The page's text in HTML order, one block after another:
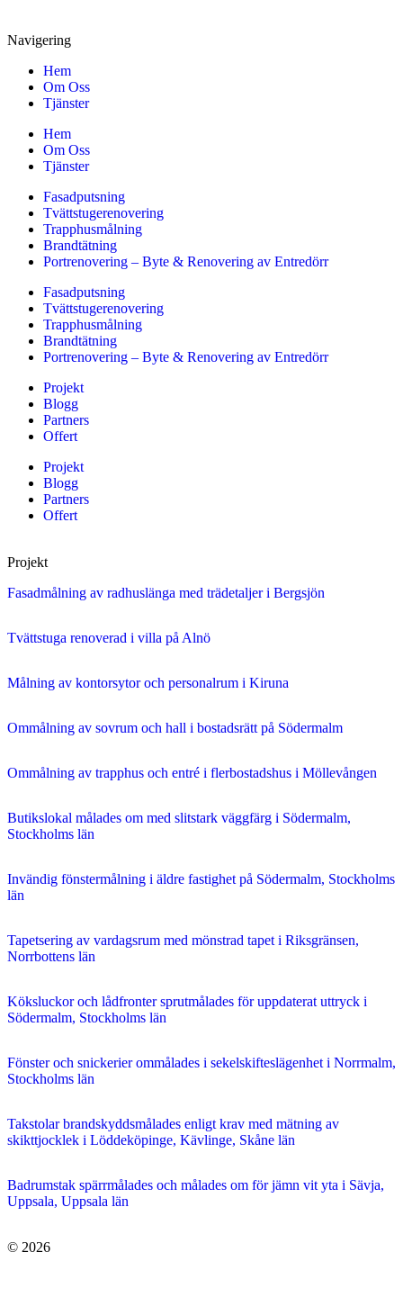
Navigering
Hem
Om Oss
Tjänster
Hem
Om Oss
Tjänster
Fasadputsning
Tvättstugerenovering
Trapphusmålning
Brandtätning
Portrenovering – Byte & Renovering av Entredörr
Fasadputsning
Tvättstugerenovering
Trapphusmålning
Brandtätning
Portrenovering – Byte & Renovering av Entredörr
Projekt
Blogg
Partners
Offert
Projekt
Blogg
Partners
Offert
Projekt
Fasadmålning av radhuslänga med trädetaljer i Bergsjön
Tvättstuga renoverad i villa på Alnö
Målning av kontorsytor och personalrum i Kiruna
Ommålning av sovrum och hall i bostadsrätt på Södermalm
Ommålning av trapphus och entré i flerbostadshus i Möllevången
Butikslokal målades om med slitstark väggfärg i Södermalm,
Stockholms län
Invändig fönstermålning i äldre fastighet på Södermalm, Stockholms
län
Tapetsering av vardagsrum med mönstrad tapet i Riksgränsen,
Norrbottens län
Köksluckor och lådfronter sprutmålades för uppdaterat uttryck i
Södermalm, Stockholms län
Fönster och snickerier ommålades i sekelskifteslägenhet i Norrmalm,
Stockholms län
Takstolar brandskyddsmålades enligt krav med mätning av
skikttjocklek i Löddeköpinge, Kävlinge, Skåne län
Badrumstak spärrmålades och målades om för jämn vit yta i Sävja,
Uppsala, Uppsala län
© 2026